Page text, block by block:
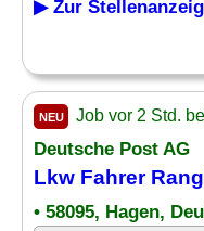
▶ Zur
NEU Job vor 2 Std.
Deutsche Post AG
Lkw Fahrer
• 58095, Hagen,